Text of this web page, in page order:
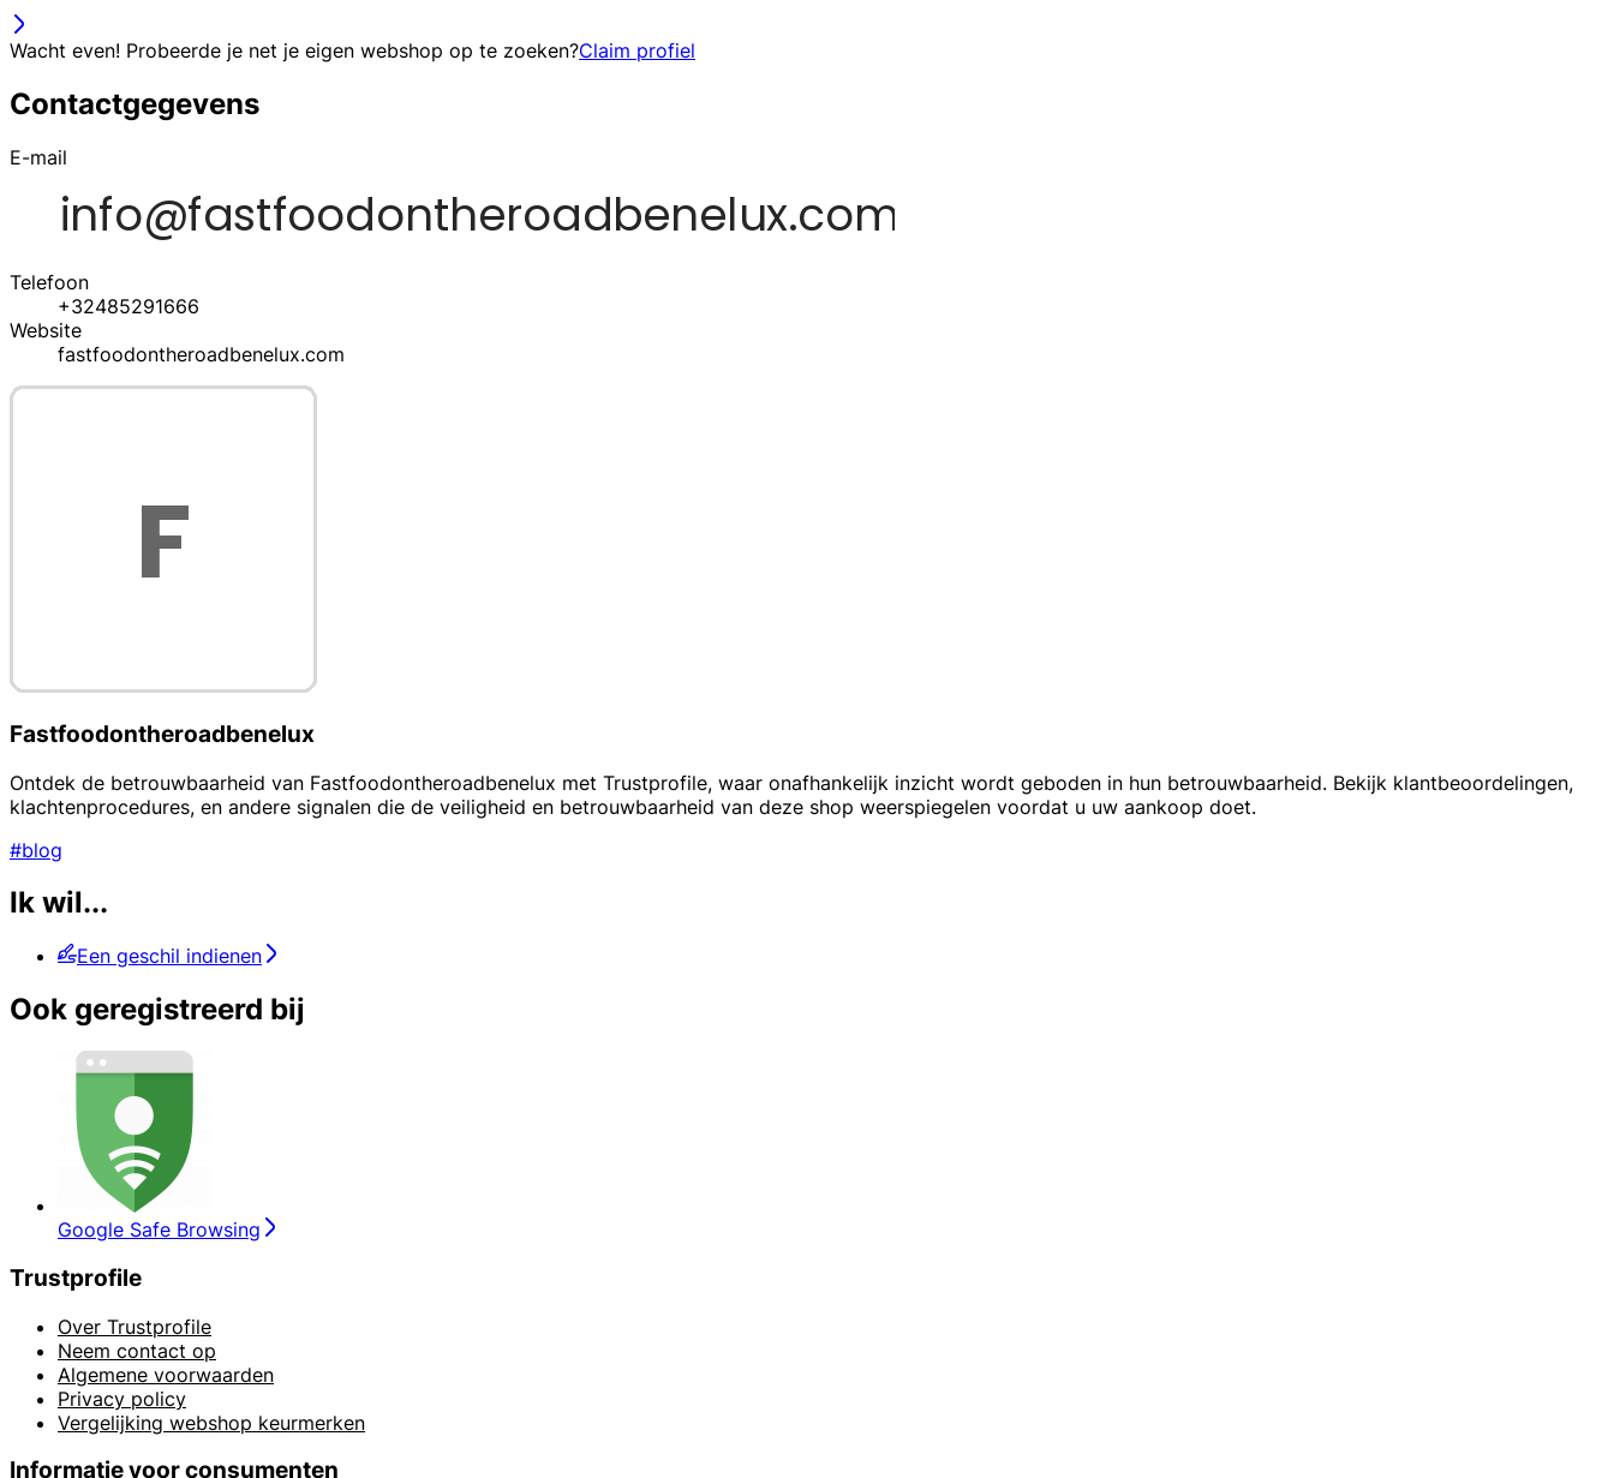
Wacht even! Probeerde je net je eigen webshop op te zoeken?Claim profiel
Contactgegevens
E-mail
Telefoon
+32485291666
Website
fastfoodontheroadbenelux.com
Fastfoodontheroadbenelux
Ontdek de betrouwbaarheid van Fastfoodontheroadbenelux met Trustprofile, waar onafhankelijk inzicht wordt geboden in hun betrouwbaarheid. Bekijk klantbeoordelingen,
klachtenprocedures, en andere signalen die de veiligheid en betrouwbaarheid van deze shop weerspiegelen voordat u uw aankoop doet.
#blog
Ik wil...
Een geschil indienen
Ook geregistreerd bij
Google Safe Browsing
Trustprofile
Over Trustprofile
Neem contact op
Algemene voorwaarden
Privacy policy
Vergelijking webshop keurmerken
Informatie voor consumenten